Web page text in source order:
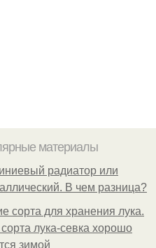
материалы
радиатор или
В чем разница?
сорта для хранения лука.
сорта лука-севка хорошо
зимой